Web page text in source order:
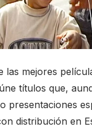
las mejores
títulos que,
presentaciones
distribución en